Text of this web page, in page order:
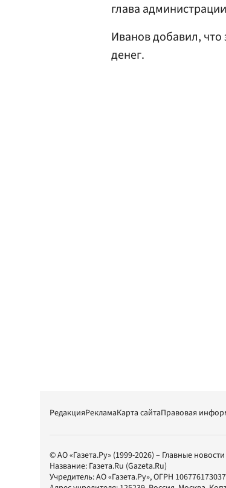
глава
Иванов добавил,
денег.
РедакцияРекламаКарта сайтаПравовая
© АО «Газета.Ру» (1999-2026) – Главные
Название: Газета.Ru (Gazeta.Ru)
Учредитель:АО «Газета.Ру», ОГРН